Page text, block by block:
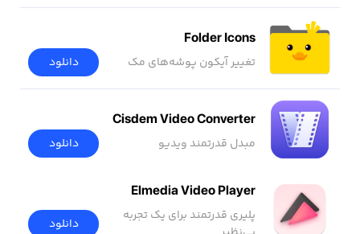
Folder Icons
تغییر آیکون پوشه‌های مک دانلود
Cisdem Video Converter
مبدل قدرتمند ویدیو دانلود
Elmedia Video Player
پلیری قدرتمند برای یک تجربه
دانلود